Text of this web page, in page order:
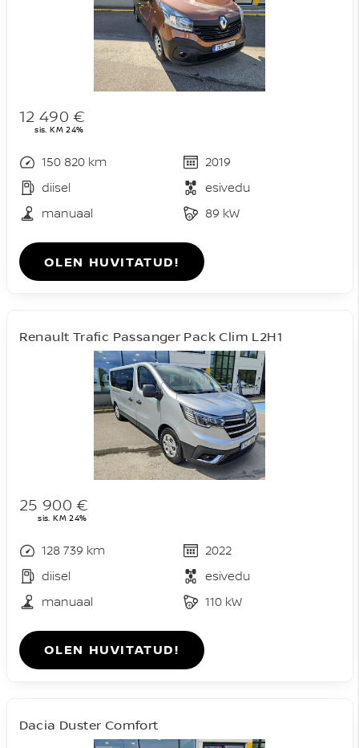
12 490 €
sis. KM 24%
150 820 km
2019
diisel
esivedu
manuaal
89 kW
OLEN HUVITATUD!
Renault Trafic Passanger Pack Clim L2H1
25 900 €
sis. KM 24%
128 739 km
2022
diisel
esivedu
manuaal
110 kW
OLEN HUVITATUD!
Dacia Duster Comfort